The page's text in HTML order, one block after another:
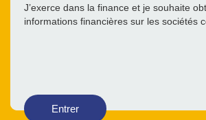
J’exerce dans la finance et je souhaite
informations financières sur les sociétés
Entrer